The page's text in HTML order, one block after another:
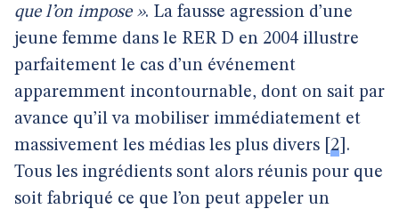
que l’on impose ». La fausse agression d’une
jeune femme dans le RER D en 2004 illustre
parfaitement le cas d’un événement
apparemment incontournable, dont on sait par
avance qu’il va mobiliser immédiatement et
massivement les médias les plus divers 2 .
Tous les ingrédients sont alors réunis pour que
soit fabriqué ce que l’on peut appeler un